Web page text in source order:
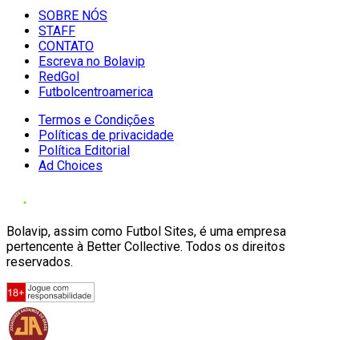
SOBRE NÓS
STAFF
CONTATO
Escreva no Bolavip
RedGol
Futbolcentroamerica
Termos e Condições
Políticas de privacidade
Política Editorial
Ad Choices
Bolavip, assim como Futbol Sites, é uma empresa
pertencente à Better Collective. Todos os direitos
reservados.